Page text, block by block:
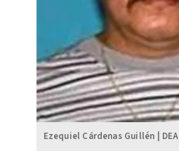
Ezequiel Cárdenas Guillén | DEA